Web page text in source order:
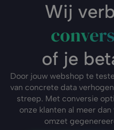
Wij
of je
Door jouw webshop te
van concrete data
streep. Met conversie
onze klanten al meer
omzet